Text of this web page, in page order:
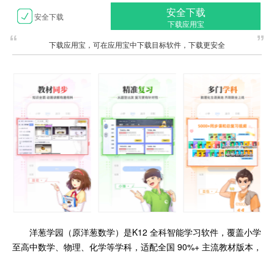
安全下载 安全下载
下载应用宝
下载应用宝，可在应用宝中下载目标软件，下载更安全
洋葱学园（原洋葱数学）是K12 全科智能学习软件，覆盖小学
至高中数学、物理、化学等学科，适配全国 90%+ 主流教材版本，